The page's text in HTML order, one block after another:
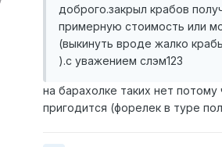
доброго.закрыл крабов
примерную стоимость или
(выкинуть вроде жалко
).с уважением слэм123
на барахолке таких нет
пригодится (форелек в туре